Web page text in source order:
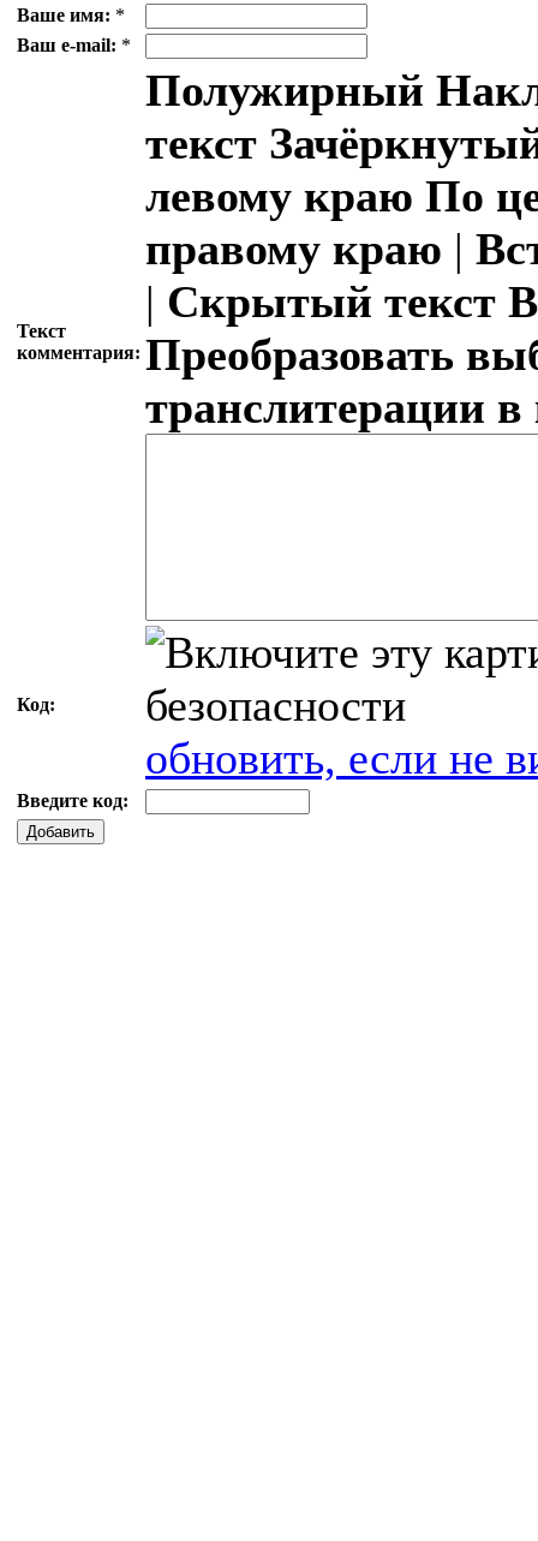
Ваше имя: *
Ваш e-mail: *
Текст
комментария:
Полужирный
текст
левому краю По
правому краю |
| Скрытый текст
Преобразовать
транслитерации
Код:
обновить, если не
Введите код:
Добавить